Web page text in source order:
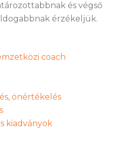
és végső
érzékeljük.
coach
önértékelés
kiadványok